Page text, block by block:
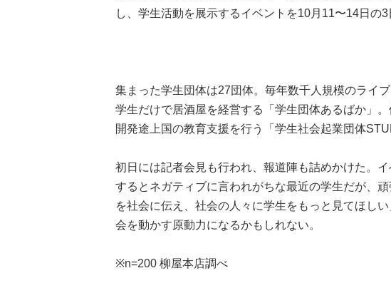
し、学生活動を展示するイベントを10月11〜14日の3
集まった学生団体は27団体。毎年数千人規模のライ
学生だけで居酒屋を経営する「学生団体あるばか」
開発途上国の教育支援を行う「学生社会起業団体
初日には記者会見も行われ、報道陣も詰めかけた。
するとネガティブに言われがちな最近の学生だが、
を社会に伝え、社会の人々に学生をもっと見てほし
会を動かす原動力になるかもしれない。
※n=200 柳屋本店調べ